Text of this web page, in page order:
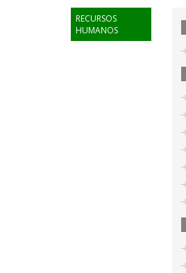
RECURSOS
HUMANOS